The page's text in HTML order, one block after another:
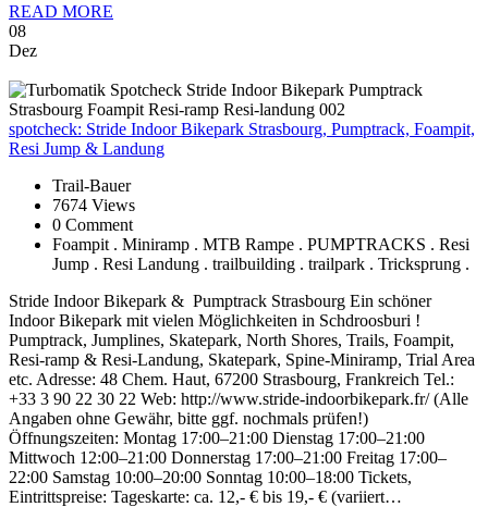
READ MORE
08
Dez
spotcheck: Stride Indoor Bikepark Strasbourg, Pumptrack, Foampit,
Resi Jump & Landung
Trail-Bauer
7674 Views
0 Comment
Foampit . Miniramp . MTB Rampe . PUMPTRACKS . Resi
Jump . Resi Landung . trailbuilding . trailpark . Tricksprung .
Stride Indoor Bikepark & Pumptrack Strasbourg Ein schöner
Indoor Bikepark mit vielen Möglichkeiten in Schdroosburi !
Pumptrack, Jumplines, Skatepark, North Shores, Trails, Foampit,
Resi-ramp & Resi-Landung, Skatepark, Spine-Miniramp, Trial Area
etc. Adresse: 48 Chem. Haut, 67200 Strasbourg, Frankreich Tel.:
+33 3 90 22 30 22 Web: http://www.stride-indoorbikepark.fr/ (Alle
Angaben ohne Gewähr, bitte ggf. nochmals prüfen!)
Öffnungszeiten: Montag 17:00–21:00 Dienstag 17:00–21:00
Mittwoch 12:00–21:00 Donnerstag 17:00–21:00 Freitag 17:00–
22:00 Samstag 10:00–20:00 Sonntag 10:00–18:00 Tickets,
Eintrittspreise: Tageskarte: ca. 12,- € bis 19,- € (variiert…